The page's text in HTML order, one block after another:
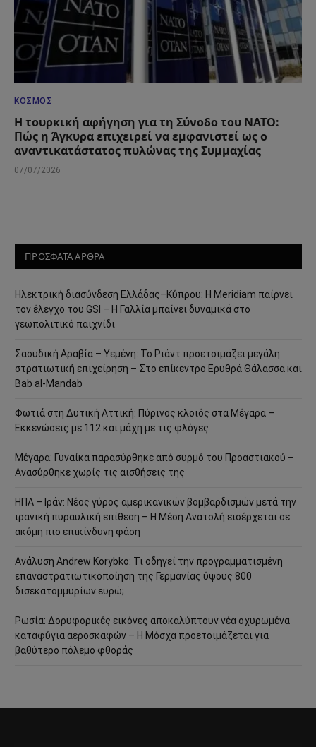
ΚΌΣΜΟΣ
Η τουρκική αφήγηση για τη Σύνοδο του ΝΑΤΟ:
Πώς η Άγκυρα επιχειρεί να εμφανιστεί ως ο
αναντικατάστατος πυλώνας της Συμμαχίας
07/07/2026
ΠΡΟΣΦΑΤΑ ΑΡΘΡΑ
Ηλεκτρική διασύνδεση Ελλάδας–Κύπρου: Η Meridiam παίρνει
τον έλεγχο του GSI – Η Γαλλία μπαίνει δυναμικά στο
γεωπολιτικό παιχνίδι
Σαουδική Αραβία – Υεμένη: Το Ριάντ προετοιμάζει μεγάλη
στρατιωτική επιχείρηση – Στο επίκεντρο Ερυθρά Θάλασσα και
Bab al-Mandab
Φωτιά στη Δυτική Αττική: Πύρινος κλοιός στα Μέγαρα –
Εκκενώσεις με 112 και μάχη με τις φλόγες
Μέγαρα: Γυναίκα παρασύρθηκε από συρμό του Προαστιακού –
Ανασύρθηκε χωρίς τις αισθήσεις της
ΗΠΑ – Ιράν: Νέος γύρος αμερικανικών βομβαρδισμών μετά την
ιρανική πυραυλική επίθεση – Η Μέση Ανατολή εισέρχεται σε
ακόμη πιο επικίνδυνη φάση
Ανάλυση Andrew Korybko: Τι οδηγεί την προγραμματισμένη
επαναστρατιωτικοποίηση της Γερμανίας ύψους 800
δισεκατομμυρίων ευρώ;
Ρωσία: Δορυφορικές εικόνες αποκαλύπτουν νέα οχυρωμένα
καταφύγια αεροσκαφών – Η Μόσχα προετοιμάζεται για
βαθύτερο πόλεμο φθοράς